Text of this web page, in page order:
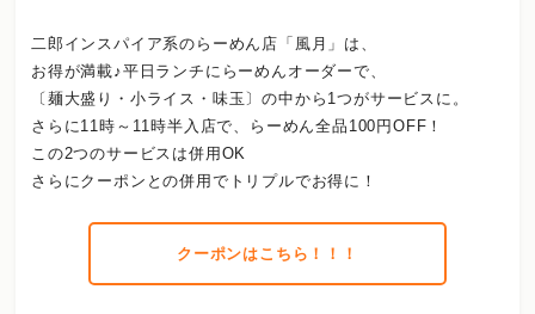
二郎インスパイア系のらーめん店「風月」は、
お得が満載♪平日ランチにらーめんオーダーで、
〔麺大盛り・小ライス・味玉〕の中から1つがサービスに。
さらに11時～11時半入店で、らーめん全品100円OFF！
この2つのサービスは併用OK
さらにクーポンとの併用でトリプルでお得に！
クーポンはこちら！！！